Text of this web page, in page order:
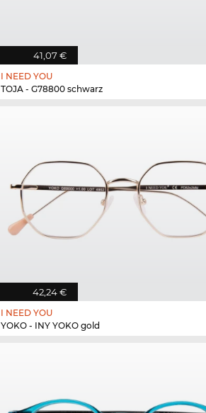
41,07 €
I NEED YOU
TOJA - G78800 schwarz
42,24 €
I NEED YOU
YOKO - INY YOKO gold